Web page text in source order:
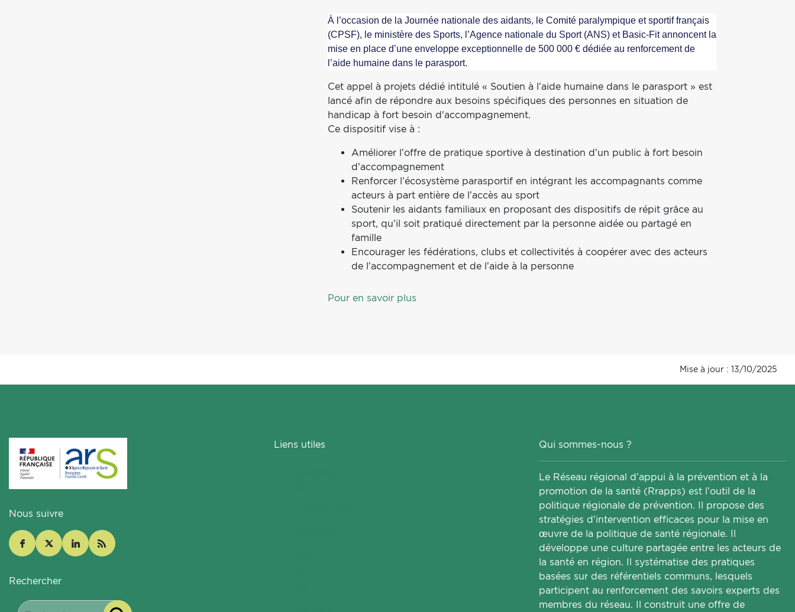
À l’occasion de la Journée nationale des aidants, le Comité paralympique et sportif français
(CPSF), le ministère des Sports, l’Agence nationale du Sport (ANS) et Basic-Fit annoncent la
mise en place d’une enveloppe exceptionnelle de 500 000 € dédiée au renforcement de
l’aide humaine dans le parasport.
Cet appel à projets dédié intitulé « Soutien à l’aide humaine dans le parasport » est
lancé afin de répondre aux besoins spécifiques des personnes en situation de
handicap à fort besoin d'accompagnement.
Ce dispositif vise à :
Améliorer l’offre de pratique sportive à destination d’un public à fort besoin
d’accompagnement
Renforcer l’écosystème parasportif en intégrant les accompagnants comme
acteurs à part entière de l’accès au sport
Soutenir les aidants familiaux en proposant des dispositifs de répit grâce au
sport, qu’il soit pratiqué directement par la personne aidée ou partagé en
famille
Encourager les fédérations, clubs et collectivités à coopérer avec des acteurs
de l’accompagnement et de l’aide à la personne
Pour en savoir plus
Mise à jour : 13/10/2025
Nous suivre
Rechercher
Liens utiles Qui sommes-nous ?
Le Réseau régional d’appui à la prévention et à la
promotion de la santé (Rrapps) est l’outil de la
politique régionale de prévention. Il propose des
stratégies d’intervention efficaces pour la mise en
œuvre de la politique de santé régionale. Il
développe une culture partagée entre les acteurs de
la santé en région. Il systématise des pratiques
basées sur des référentiels communs, lesquels
participent au renforcement des savoirs experts des
membres du réseau. Il construit une offre de